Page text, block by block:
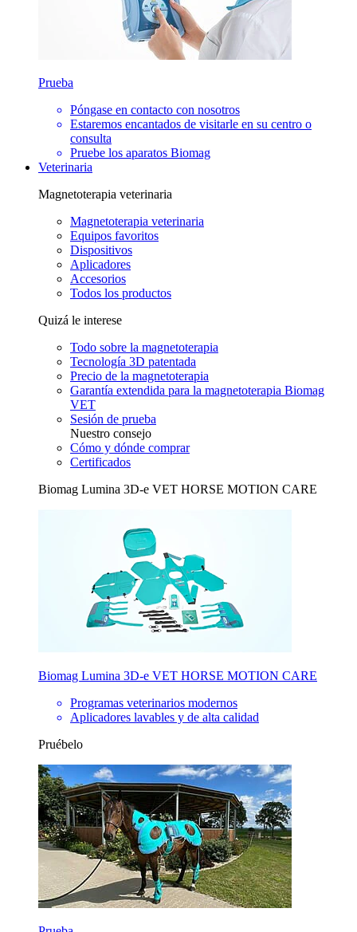
Prueba
Póngase en contacto con nosotros
Estaremos encantados de visitarle en su centro o
consulta
Pruebe los aparatos Biomag
Veterinaria
Magnetoterapia veterinaria
Magnetoterapia veterinaria
Equipos favoritos
Dispositivos
Aplicadores
Accesorios
Todos los productos
Quizá le interese
Todo sobre la magnetoterapia
Tecnología 3D patentada
Precio de la magnetoterapia
Garantía extendida para la magnetoterapia Biomag
VET
Sesión de prueba
Nuestro consejo
Cómo y dónde comprar
Certificados
Biomag Lumina 3D-e VET HORSE MOTION CARE
Biomag Lumina 3D-e VET HORSE MOTION CARE
Programas veterinarios modernos
Aplicadores lavables y de alta calidad
Pruébelo